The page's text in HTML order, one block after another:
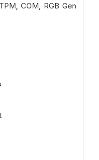
COM, RGB Gen